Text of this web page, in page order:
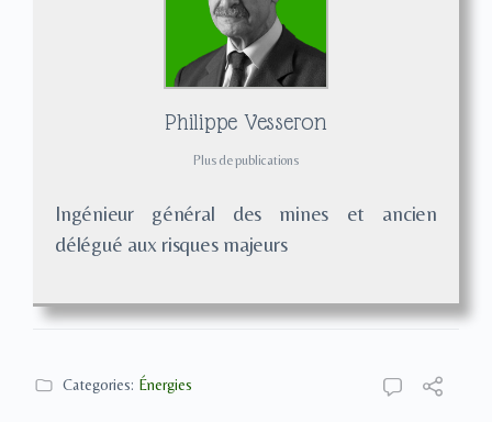
Philippe Vesseron
Plus de publications
Ingénieur général des mines et ancien
délégué aux risques majeurs
Categories: Énergies